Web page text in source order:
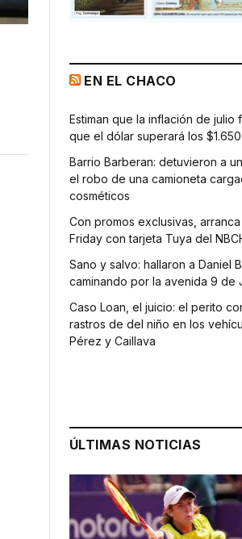
EN EL CHACO
Estiman que la inflación de julio
que el dólar superará los
Barrio Barberan: detuvieron a
el robo de una camioneta
cosméticos
Con promos exclusivas,
Friday con tarjeta Tuya del
Sano y salvo: hallaron a Daniel
caminando por la avenida 9 de
Caso Loan, el juicio: el perito
rastros de del niño en los
Pérez y Caillava
ÚLTIMAS NOTICIAS